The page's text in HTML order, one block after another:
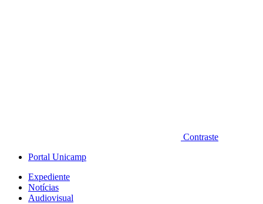
Contraste
Portal Unicamp
Expediente
Notícias
Audiovisual